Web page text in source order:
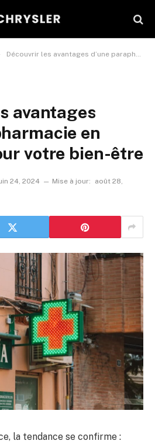
Découvrir les avantages d’une parapharmacie en Provence pour votre bien-être
avantages
en
votre bien-être
24, 2024 Mise à jour:
août 28,
la tendance se confirme :